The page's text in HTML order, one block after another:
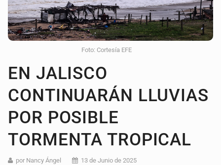
Foto: Cortesía EFE
EN JALISCO
CONTINUARÁN LLUVIAS
POR POSIBLE
TORMENTA TROPICAL
por Nancy Ángel 13 de Junio de 2025